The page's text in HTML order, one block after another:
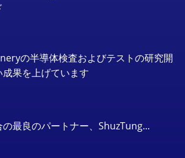
の半導体検査およびテストの研究開
果を上げています
最良のパートナー、ShuzTung...